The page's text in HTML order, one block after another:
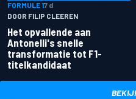
FORMULE 17 d
DOOR FILIP CLEEREN
Het opvallende aan
Antonelli's snelle
transformatie tot F1-
titelkandidaat